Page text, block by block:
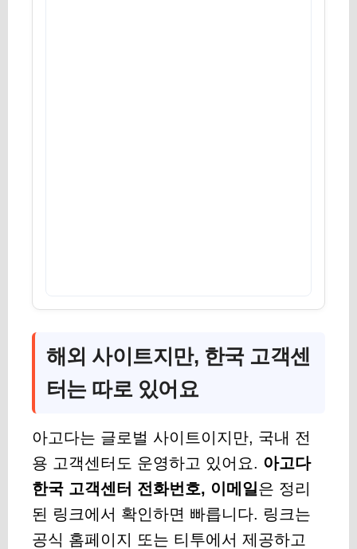
해외 사이트지만, 한국 고객센
터는 따로 있어요
아고다는 글로벌 사이트이지만, 국내 전
용 고객센터도 운영하고 있어요. 아고다
한국 고객센터 전화번호, 이메일 은 정리
된 링크에서 확인하면 빠릅니다. 링크는
공식 홈페이지 또는 티투에서 제공하고